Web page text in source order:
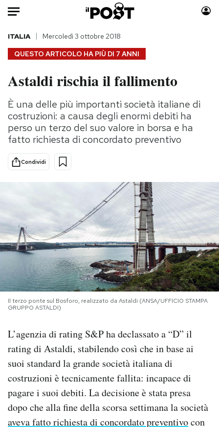
Auto
HOME
Italia
Politica
Tecnologia
Internet
Scienza
Cultura
Economia
Moda
Consumismi
Storie/Idee
Ok Boomer!
Altrecose
Mondiali calcio 2026
PODCAST
NEWSLETTER
I MIEI PREFERITI
SHOP
CALENDARIO
AREA PERSONALE
Area Personale
QUESTO ARTICOLO HA PIÙ DI 7 ANNI
ITALIA Mercoledì 3 ottobre 2018
Astaldi rischia il fallimento
È una delle più importanti società italiane di
costruzioni: a causa degli enormi debiti ha
perso un terzo del suo valore in borsa e ha
fatto richiesta di concordato preventivo
Condividi
Il terzo ponte sul Bosforo, realizzato da Astaldi (ANSA/UFFICIO STAMPA
GRUPPO ASTALDI)
L’agenzia di rating S&P ha declassato a “D” il
rating di Astaldi, stabilendo così che in base ai
suoi standard la grande società italiana di
costruzioni è tecnicamente fallita: incapace di
pagare i suoi debiti. La decisione è stata presa
dopo che alla fine della scorsa settimana la società
aveva fatto richiesta di concordato preventivocon